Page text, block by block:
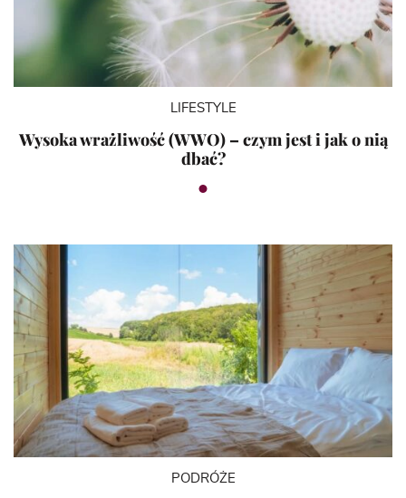
LIFESTYLE
Wysoka wrażliwość (WWO) – czym jest i jak o nią
dbać?
PODRÓŻE